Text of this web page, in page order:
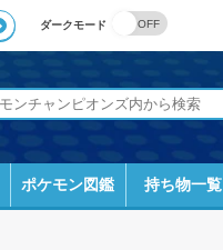
ダークモード
ポケモン図鑑 持ち物一覧